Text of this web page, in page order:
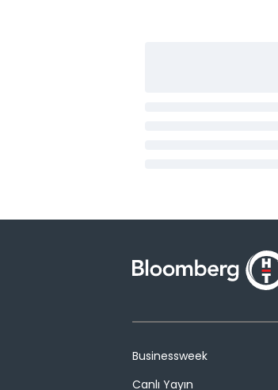
Businessweek
Canlı Yayın